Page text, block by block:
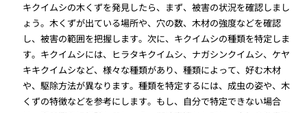
キクイムシの木くずを発見したら、まず、被害の状況を確認しまし
ょう。木くずが出ている場所や、穴の数、木材の強度などを確認
し、被害の範囲を把握します。次に、キクイムシの種類を特定しま
す。キクイムシには、ヒラタキクイムシ、ナガシンクイムシ、ケヤ
キキクイムシなど、様々な種類があり、種類によって、好む木材
や、駆除方法が異なります。種類を特定するには、成虫の姿や、木
くずの特徴などを参考にします。もし、自分で特定できない場合